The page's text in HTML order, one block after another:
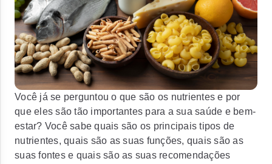
Você já se perguntou o que são os nutrientes e por
que eles são tão importantes para a sua saúde e bem-
estar? Você sabe quais são os principais tipos de
nutrientes, quais são as suas funções, quais são as
suas fontes e quais são as suas recomendações